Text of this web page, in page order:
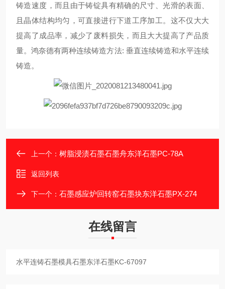
铸造速度，而且由于铸锭具有精确的尺寸、光滑的表面、
且晶体结构均匀，可直接进行下道工序加工。这不仅大大
提高了成品率，减少了废料损失，而且大大提高了产品质
量。鸿奈德有两种连续铸造方法: 垂直连续铸造和水平连续
铸造。
上一个： 树脂浸渍石墨石墨舟东洋石墨PC-78A
返回列表
下一个： 石墨感应炉回转窑石墨块东洋石墨PX-274
在线留言